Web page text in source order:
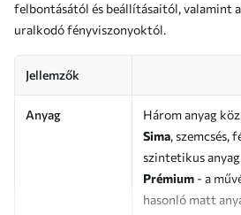
felbontásától és beállításaitól, valamint
uralkodó fényviszonyoktól.
Jellemzők
Anyag
Három anyag
Sima, szemcsés,
szintetikus
Prémium - a
hasonló matt